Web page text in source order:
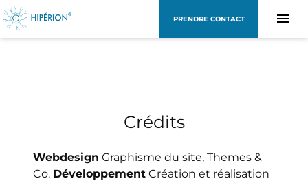
PRENDRE CONTACT
Crédits
Webdesign Graphisme du site, Themes &
Co. Développement Création et réalisation